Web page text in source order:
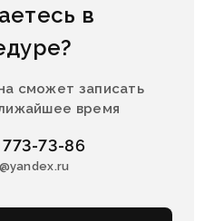
в
сможет записать
время
773-73-86